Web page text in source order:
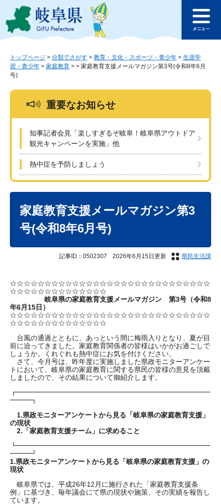
ジ
ュ
このページの本文へ
ュ
トップページ > 分類でさがす > 教育・文化・スポーツ・青少年 > 生涯学
習・青少年 > 家庭教育 > > 家庭教育支援メールマガジン第3号(令和8年6月
号)
重要なお知らせ
知事記者会見「楽しすぎるぞ岐阜！岐阜県アウトドア
観光キャンペーンを実施」他
熱中症を予防しましょう
家庭教育支援メールマガジン第3
号(令和8年6月号)
記事ID：0502307 2026年6月15日更新 県民生活課
☆☆☆☆☆☆☆☆☆☆☆☆☆☆☆☆☆☆☆☆☆☆☆☆☆☆☆☆☆
☆☆☆☆☆☆☆☆☆☆☆☆☆☆
岐阜県の家庭教育支援メールマガジン 第3号（令和8
年6月15日）
☆☆☆☆☆☆☆☆☆☆☆☆☆☆☆☆☆☆☆☆☆☆☆☆☆☆☆☆☆
☆☆☆☆☆☆☆☆☆☆☆☆☆☆
台風の通過とともに、あっという間に梅雨入りとなり、夏が目
前に迫ってきました。家庭教育関係者の皆様はいかがお過ごしで
しょうか。くれぐれも熱中症にお気を付けください。
さて、今月号は、昨年度に実施しました県政モニターアンケー
トにおいて、岐阜県の家庭教育に関する県民の皆様の意見を頂戴
しましたので、その結果について御紹介します。
┏━━━━━━━━━━━━━━━━━━━━━━━━━━━━
━━━┓
1.県政モニターアンケートから見る「岐阜県の家庭教育支援」
の現状
2.「家庭教育支援チーム」に求めること
┗━━━━━━━━━━━━━━━━━━━━━━━━━━━━
━━━┛
1.県政モニターアンケートから見る「岐阜県の家庭教育支援」の
現状
岐阜県では、平成26年12月に施行された「家庭教育支援条
例」に基づき、毎年議会にて県の現状や施策、その実績を報告し
ています。